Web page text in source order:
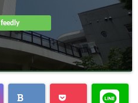
feedly